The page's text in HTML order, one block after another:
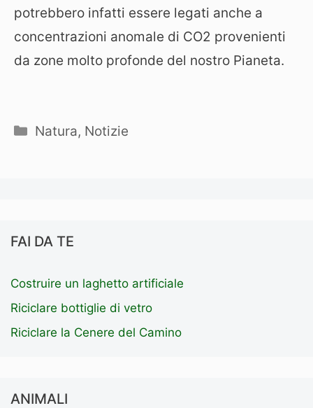
potrebbero infatti essere legati anche a
concentrazioni anomale di CO2 provenienti
da zone molto profonde del nostro Pianeta.
Categorie
Natura, Notizie
FAI DA TE
Costruire un laghetto artificiale
Riciclare bottiglie di vetro
Riciclare la Cenere del Camino
ANIMALI